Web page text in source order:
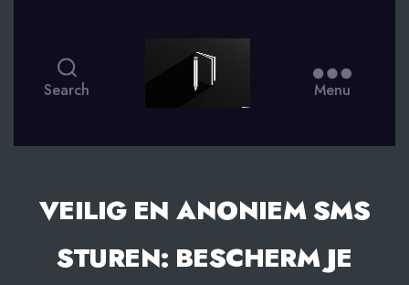
Search Menu
VEILIG EN ANONIEM SMS
STUREN: BESCHERM JE